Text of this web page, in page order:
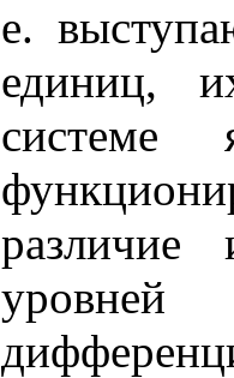
е.
единиц,
различие